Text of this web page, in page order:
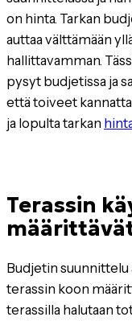
on hinta. Tarkan
auttaa välttämään
hallittavamman.
pysyt budjetissa ja
että toiveet
ja lopulta tarkan
Terassin
Budjetin suunnittelu
terassin koon
terassilla halutaan